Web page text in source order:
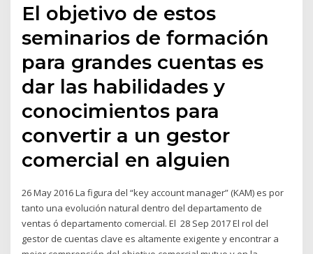
El objetivo de estos
seminarios de formación
para grandes cuentas es
dar las habilidades y
conocimientos para
convertir a un gestor
comercial en alguien
26 May 2016 La figura del “key account manager” (KAM) es por
tanto una evolución natural dentro del departamento de
ventas ó departamento comercial. El 28 Sep 2017 El rol del
gestor de cuentas clave es altamente exigente y encontrar a